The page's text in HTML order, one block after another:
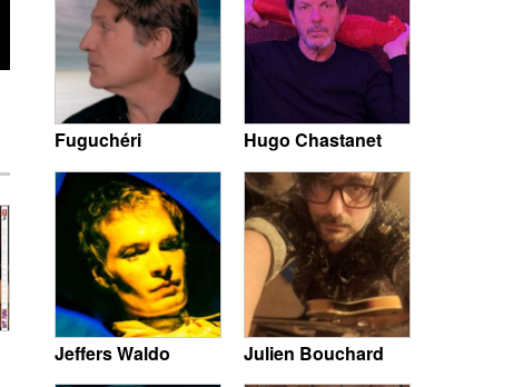
Fuguchéri Hugo Chastanet
Jeffers Waldo Julien Bouchard